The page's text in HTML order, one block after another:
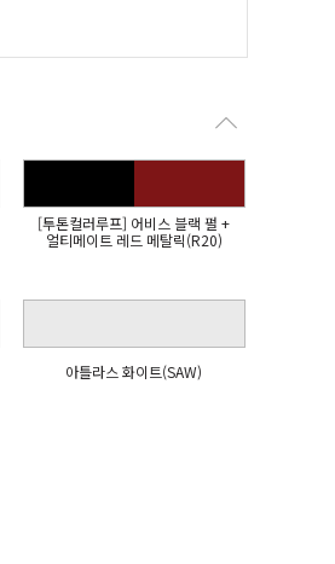
[투톤컬러루프] 어비스 블랙 펄 +
얼티메이트 레드 메탈릭(R20)
아틀라스 화이트(SAW)